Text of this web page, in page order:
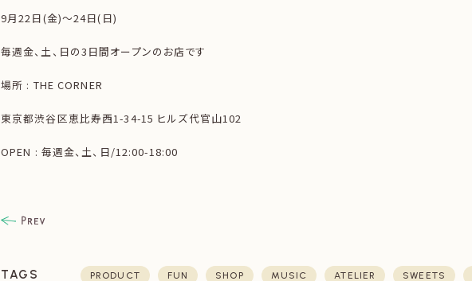
9月22日(金)〜24日(日)
毎週金、土、日の3日間オープンのお店です
場所 : THE CORNER
東京都渋谷区恵比寿西1-34-15 ヒルズ代官山102
OPEN : 毎週金、土、日/12:00-18:00
TAGS PRODUCT FUN SHOP MUSIC ATELIER SWEETS